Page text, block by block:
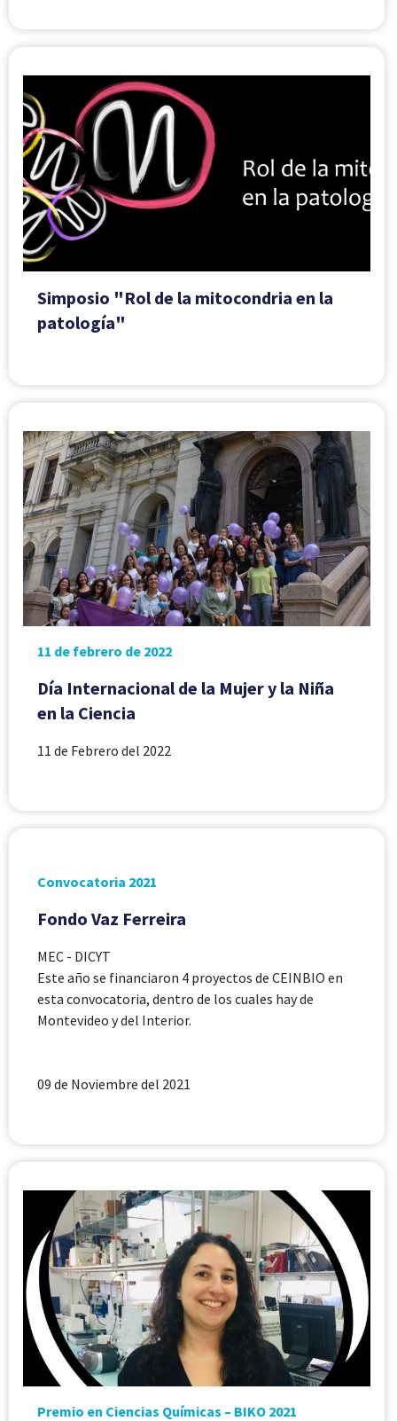
Simposio "Rol de la mitocondria en la
patología"
11 de febrero de 2022
Día Internacional de la Mujer y la Niña
en la Ciencia
11 de Febrero del 2022
Convocatoria 2021
Fondo Vaz Ferreira
MEC - DICYT
Este año se financiaron 4 proyectos de CEINBIO en
esta convocatoria, dentro de los cuales hay de
Montevideo y del Interior.
09 de Noviembre del 2021
Premio en Ciencias Químicas – BIKO 2021